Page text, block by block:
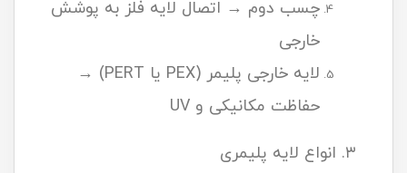
چسب دوم → اتصال لایه فلز به پوشش
خارجی
لایه خارجی پلیمر (PEX یا PERT) →
حفاظت مکانیکی و UV
۳. انواع لایه پلیمری